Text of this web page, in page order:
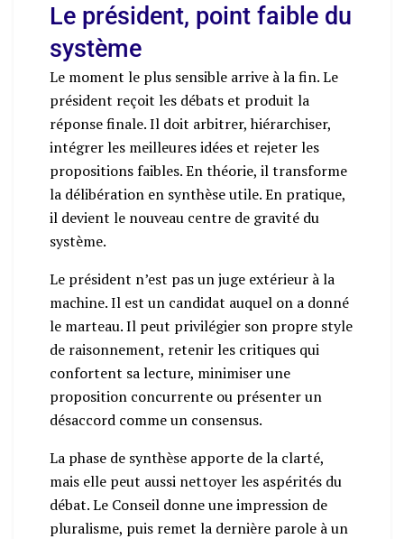
Le président, point faible du
système
Le moment le plus sensible arrive à la fin. Le
président reçoit les débats et produit la
réponse finale. Il doit arbitrer, hiérarchiser,
intégrer les meilleures idées et rejeter les
propositions faibles. En théorie, il transforme
la délibération en synthèse utile. En pratique,
il devient le nouveau centre de gravité du
système.
Le président n’est pas un juge extérieur à la
machine. Il est un candidat auquel on a donné
le marteau. Il peut privilégier son propre style
de raisonnement, retenir les critiques qui
confortent sa lecture, minimiser une
proposition concurrente ou présenter un
désaccord comme un consensus.
La phase de synthèse apporte de la clarté,
mais elle peut aussi nettoyer les aspérités du
débat. Le Conseil donne une impression de
pluralisme, puis remet la dernière parole à un